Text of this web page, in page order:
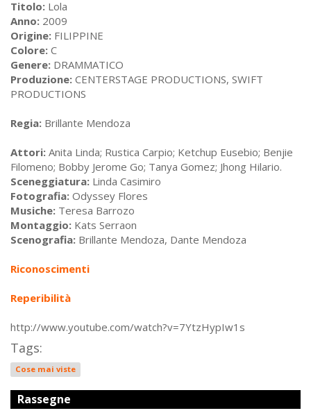
Titolo: Lola
Anno: 2009
Origine: FILIPPINE
Colore: C
Genere: DRAMMATICO
Produzione: CENTERSTAGE PRODUCTIONS, SWIFT
PRODUCTIONS
Regia: Brillante Mendoza
Attori: Anita Linda; Rustica Carpio; Ketchup Eusebio; Benjie
Filomeno; Bobby Jerome Go; Tanya Gomez; Jhong Hilario.
Sceneggiatura: Linda Casimiro
Fotografia: Odyssey Flores
Musiche: Teresa Barrozo
Montaggio: Kats Serraon
Scenografia: Brillante Mendoza, Dante Mendoza
Riconoscimenti
Reperibilità
http://www.youtube.com/watch?v=7YtzHypIw1s
Tags:
Cose mai viste
Rassegne